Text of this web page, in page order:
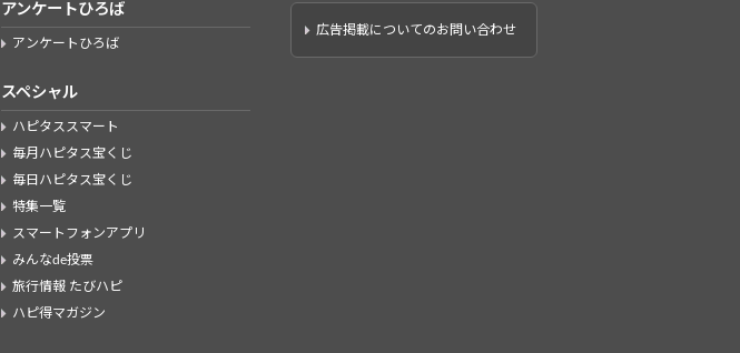
アンケートひろば
アンケートひろば
スペシャル
ハピタススマート
毎月ハピタス宝くじ
毎日ハピタス宝くじ
特集一覧
スマートフォンアプリ
みんなde投票
旅行情報 たびハピ
ハピ得マガジン
広告掲載についてのお問い合わせ